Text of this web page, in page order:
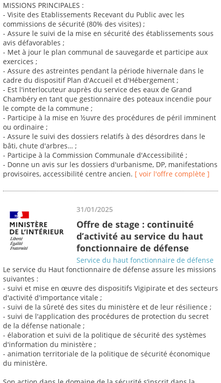
MISSIONS PRINCIPALES :
- Visite des Etablissements Recevant du Public avec les
commissions de sécurité (80% des visites) ;
- Assure le suivi de la mise en sécurité des établissements sous
avis défavorables ;
- Met à jour le plan communal de sauvegarde et participe aux
exercices ;
- Assure des astreintes pendant la période hivernale dans le
cadre du dispositif Plan d'Accueil et d'Hébergement ;
- Est l'interlocuteur auprès du service des eaux de Grand
Chambéry en tant que gestionnaire des poteaux incendie pour
le compte de la commune ;
- Participe à la mise en ½uvre des procédures de péril imminent
ou ordinaire ;
- Assure le suivi des dossiers relatifs à des désordres dans le
bâti, chute d'arbres… ;
- Participe à la Commission Communale d'Accessibilité ;
- Donne un avis sur les dossiers d'urbanisme, DP, manifestations
provisoires, accessibilité centre ancien. [ voir l'offre complète ]
31/01/2025
Offre de stage : continuité
d’activité au service du haut
fonctionnaire de défense
Service du haut fonctionnaire de défense
Le service du Haut fonctionnaire de défense assure les missions
suivantes :
- suivi et mise en œuvre des dispositifs Vigipirate et des secteurs
d'activité d'importance vitale ;
- suivi de la sûreté des sites du ministère et de leur résilience ;
- suivi de l'application des procédures de protection du secret
de la défense nationale ;
- élaboration et suivi de la politique de sécurité des systèmes
d'information du ministère ;
- animation territoriale de la politique de sécurité économique
du ministère.